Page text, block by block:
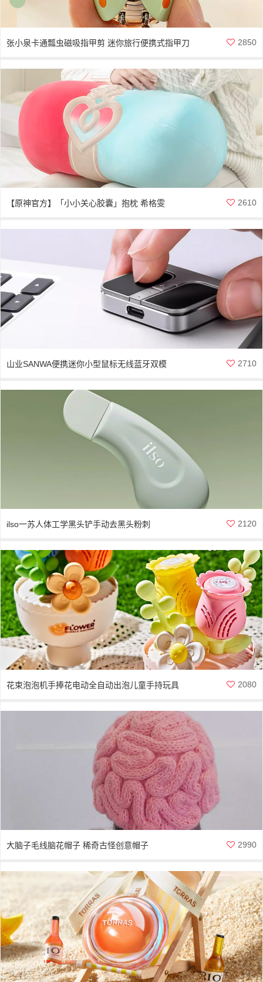
张小泉卡通瓢虫磁吸指甲剪 迷你旅行便携式指甲刀 2850
【原神官方】「小小关心胶囊」抱枕 希格雯 2610
山业SANWA便携迷你小型鼠标无线蓝牙双模 2710
ilso一苏人体工学黑头铲手动去黑头粉刺 2120
花束泡泡机手捧花电动全自动出泡儿童手持玩具 2080
大脑子毛线脑花帽子 稀奇古怪创意帽子 2990